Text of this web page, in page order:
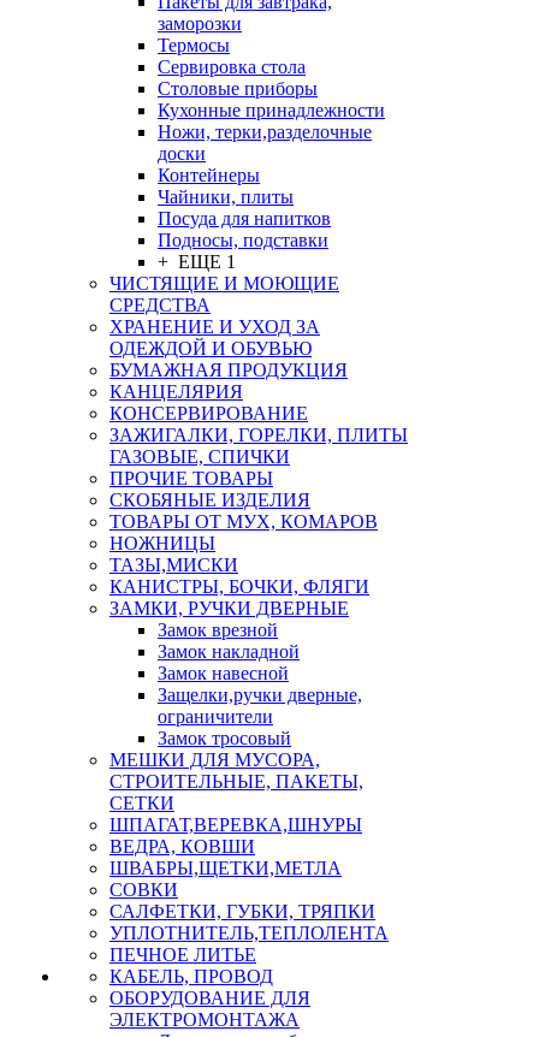
заморозки
Термосы
Сервировка стола
Столовые приборы
Кухонные принадлежности
Ножи, терки,разделочные
доски
Контейнеры
Чайники, плиты
Посуда для напитков
Подносы, подставки
+ ЕЩЕ 1
ЧИСТЯЩИЕ И МОЮЩИЕ
СРЕДСТВА
ХРАНЕНИЕ И УХОД ЗА
ОДЕЖДОЙ И ОБУВЬЮ
БУМАЖНАЯ ПРОДУКЦИЯ
КАНЦЕЛЯРИЯ
КОНСЕРВИРОВАНИЕ
ЗАЖИГАЛКИ, ГОРЕЛКИ, ПЛИТЫ
ГАЗОВЫЕ, СПИЧКИ
ПРОЧИЕ ТОВАРЫ
СКОБЯНЫЕ ИЗДЕЛИЯ
ТОВАРЫ ОТ МУХ, КОМАРОВ
НОЖНИЦЫ
ТАЗЫ,МИСКИ
КАНИСТРЫ, БОЧКИ, ФЛЯГИ
ЗАМКИ, РУЧКИ ДВЕРНЫЕ
Замок врезной
Замок накладной
Замок навесной
Защелки,ручки дверные,
ограничители
Замок тросовый
МЕШКИ ДЛЯ МУСОРА,
СТРОИТЕЛЬНЫЕ, ПАКЕТЫ,
СЕТКИ
ШПАГАТ,ВЕРЕВКА,ШНУРЫ
ВЕДРА, КОВШИ
ШВАБРЫ,ЩЕТКИ,МЕТЛА
СОВКИ
САЛФЕТКИ, ГУБКИ, ТРЯПКИ
УПЛОТНИТЕЛЬ,ТЕПЛОЛЕНТА
ПЕЧНОЕ ЛИТЬЕ
КАБЕЛЬ, ПРОВОД
ОБОРУДОВАНИЕ ДЛЯ
ЭЛЕКТРОМОНТАЖА